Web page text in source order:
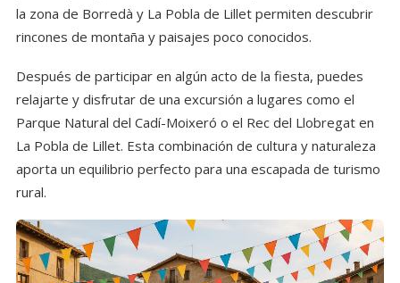
la zona de Borredà y La Pobla de Lillet permiten descubrir
rincones de montaña y paisajes poco conocidos.
Después de participar en algún acto de la fiesta, puedes
relajarte y disfrutar de una excursión a lugares como el
Parque Natural del Cadí-Moixeró o el Rec del Llobregat en
La Pobla de Lillet. Esta combinación de cultura y naturaleza
aporta un equilibrio perfecto para una escapada de turismo
rural.